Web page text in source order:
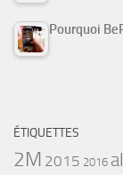
Pourquoi
ÉTIQUETTES
2M 2015 2016